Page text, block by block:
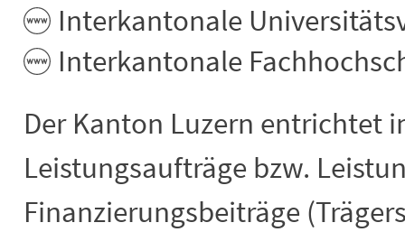
Interkantonale
Interkantonale
Der Kanton Luzern entrichtet
Leistungsaufträge bzw.
Finanzierungsbeiträge